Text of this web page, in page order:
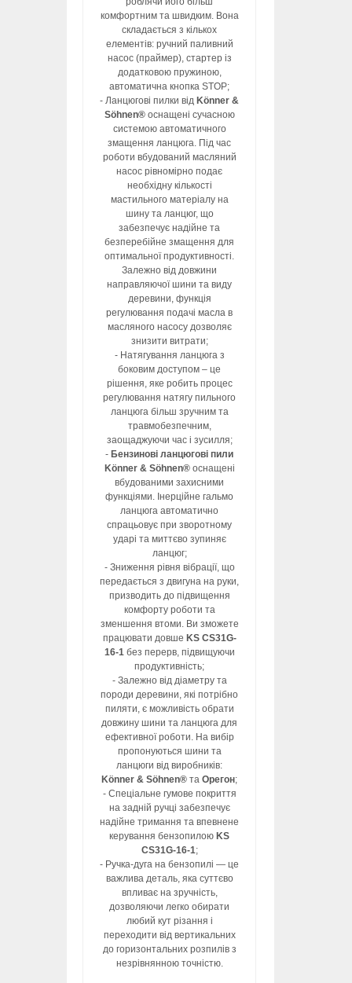
комфортним та швидким. Вона
складається з кількох
елементів: ручний паливний
насос (праймер), стартер із
додатковою пружиною,
автоматична кнопка STOP;
- Ланцюгові пилки від Könner &
Söhnen®оснащені сучасною
системою автоматичного
змащення ланцюга. Під час
роботи вбудований масляний
насос рівномірно подає
необхідну кількості
мастильного матеріалу на
шину та ланцюг, що
забезпечує надійне та
безперебійне змащення для
оптимальної продуктивності.
Залежно від довжини
направляючої шини та виду
деревини, функція
регулювання подачі масла в
масляного насосу дозволяє
знизити витрати;
- Натягування ланцюга з
боковим доступом – це
рішення, яке робить процес
регулювання натягу пильного
ланцюга більш зручним та
травмобезпечним,
заощаджуючи час і зусилля;
- Бензинові ланцюгові пили
Könner & Söhnen®оснащені
вбудованими захисними
функціями. Інерційне гальмо
ланцюга автоматично
спрацьовує при зворотному
ударі та миттєво зупиняє
ланцюг;
- Зниження рівня вібрації, що
передається з двигуна на руки,
призводить до підвищення
комфорту роботи та
зменшення втоми. Ви зможете
працювати довше KS CS31G-
16-1без перерв, підвищуючи
продуктивність;
- Залежно від діаметру та
породи деревини, які потрібно
пиляти, є можливість обрати
довжину шини та ланцюга для
ефективної роботи. На вибір
пропонуються шини та
ланцюги від виробників:
Könner & Söhnen® таОрегон;
- Спеціальне гумове покриття
на задній ручці забезпечує
надійне тримання та впевнене
керування бензопилою KS
CS31G-16-1;
- Ручка-дуга на бензопилі — це
важлива деталь, яка суттєво
впливає на зручність,
дозволяючи легко обирати
любий кут різання і
переходити від вертикальних
до горизонтальних розпилів з
незрівнянною точністю.